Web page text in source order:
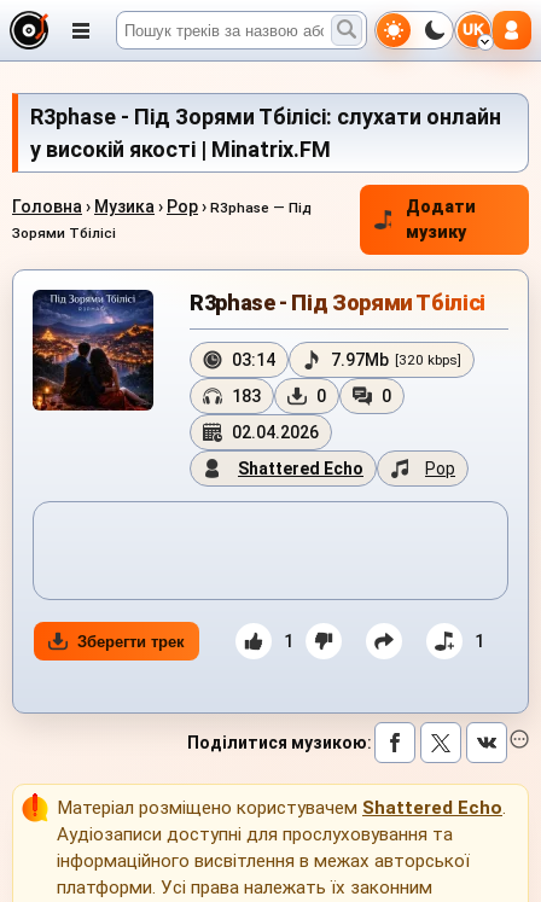
UK
R3phase - Під Зорями Тбілісі: слухати онлайн
у високій якості | Minatrix.FM
Головна › Музика › Pop› R3phase — Під
Зорями Тбілісі
Додати
музику
R3phase - Під Зорями Тбілісі
03:14 7.97Mb [320 kbps]
183 0
0
02.04.2026
Shattered Echo
Pop
Зберегти трек 1 1
Поділитися музикою:
Матеріал розміщено користувачем Shattered Echo.
Аудіозаписи доступні для прослуховування та
інформаційного висвітлення в межах авторської
платформи. Усі права належать їх законним